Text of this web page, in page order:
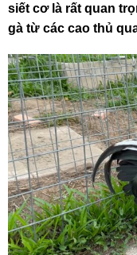
siết cơ là rất quan
gà từ các cao thủ